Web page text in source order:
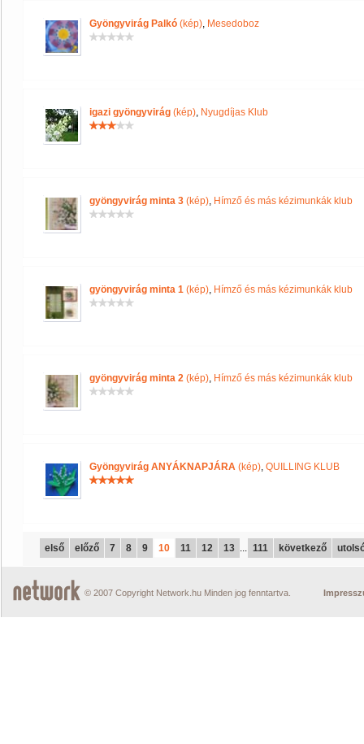
Gyöngyvirág Palkó (kép), Mesedoboz
igazi gyöngyvirág (kép), Nyugdíjas Klub
gyöngyvirág minta 3 (kép), Hímző és más kézimunkák klub
gyöngyvirág minta 1 (kép), Hímző és más kézimunkák klub
gyöngyvirág minta 2 (kép), Hímző és más kézimunkák klub
Gyöngyvirág ANYÁKNAPJÁRA (kép), QUILLING KLUB
első előző 7 8 9 10 11 12 13 ... 111 következő
© 2007 Copyright Network.hu Minden jog fenntartva.